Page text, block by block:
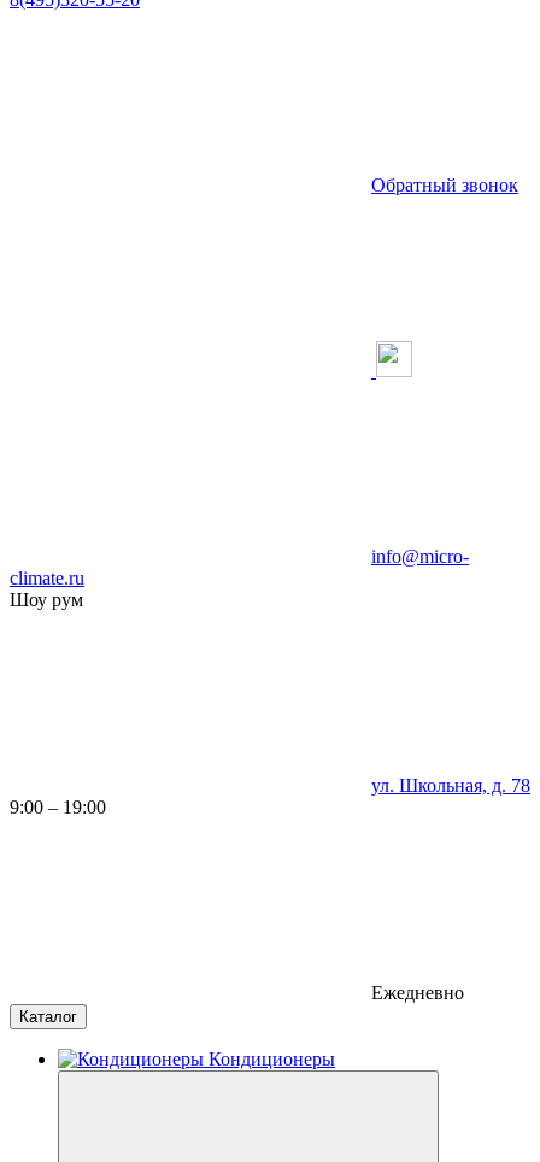
Обратный звонок
info@micro-
climate.ru
Шоу рум
ул. Школьная, д. 78
9:00 – 19:00
Ежедневно
Каталог
Кондиционеры